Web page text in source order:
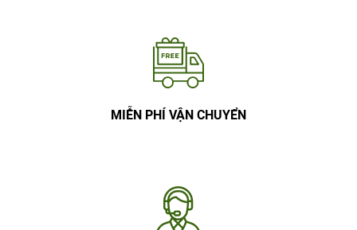
MIỄN PHÍ VẬN CHUYỂN